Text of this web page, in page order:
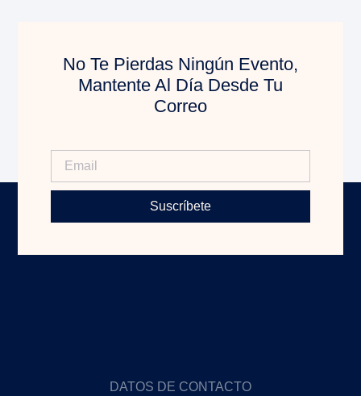
No Te Pierdas Ningún Evento,
Mantente Al Día Desde Tu
Correo
Suscríbete
DATOS DE CONTACTO